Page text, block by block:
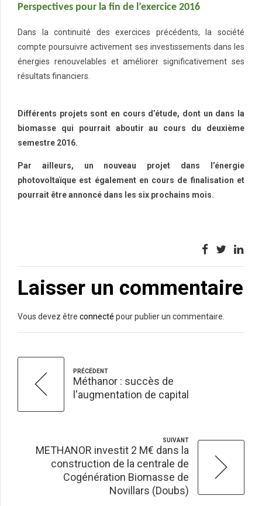
Perspectives pour la fin de l’exercice 2016
Dans la continuité des exercices précédents, la société
compte poursuivre activement ses investissements dans les
énergies renouvelables et améliorer significativement ses
résultats financiers.
Différents projets sont en cours d’étude, dont un dans la
biomasse qui pourrait aboutir au cours du deuxième
semestre 2016.
Par ailleurs, un nouveau projet dans l’énergie
photovoltaïque est également en cours de finalisation et
pourrait être annoncé dans les six prochains mois.
Laisser un commentaire
Vous devez être connecté pour publier un commentaire.
PRÉCÉDENT
Méthanor : succès de
l'augmentation de capital
SUIVANT
METHANOR investit 2 M€ dans la
construction de la centrale de
Cogénération Biomasse de
Novillars (Doubs)